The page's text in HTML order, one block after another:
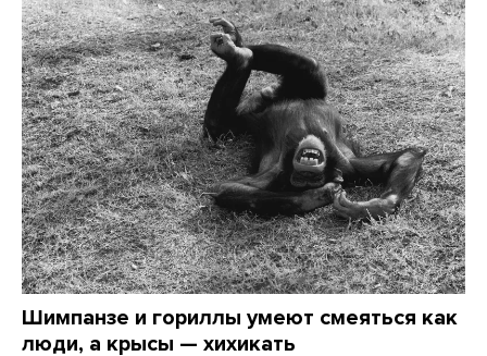
Шимпанзе и гориллы умеют смеяться как
люди, а крысы — хихикать